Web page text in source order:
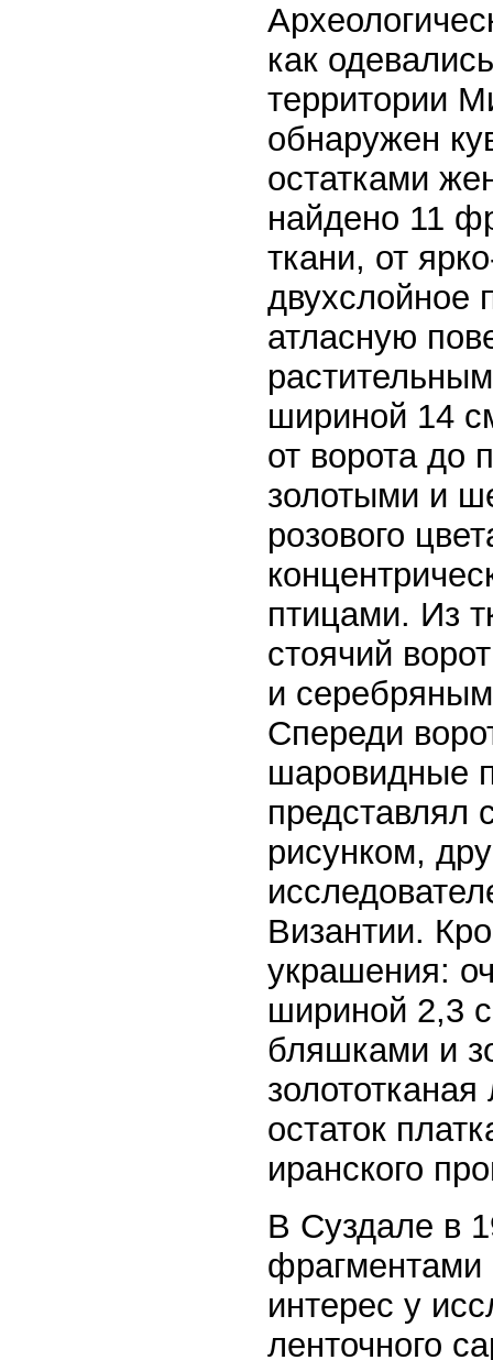
как
территории
обнаружен
остатками
найдено 11
ткани, от
двухслойное
атласную
шириной 14
от ворота до
золотыми и
розового
птицами. Из
стоячий
и
Спереди
шаровидные
представлял
рисунком,
Византии.
украшения:
шириной 2,3
бляшками и
остаток
иранского
В Суздале в
фрагментами
интерес у
ленточного